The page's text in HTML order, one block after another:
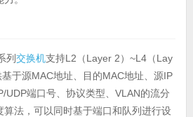
列交换机支持L2（Layer 2）~L4（Lay
于源MAC地址、目的MAC地址、源IP
UDP端口号、协议类型、VLAN的流分
法，可以同时基于端口和队列进行设